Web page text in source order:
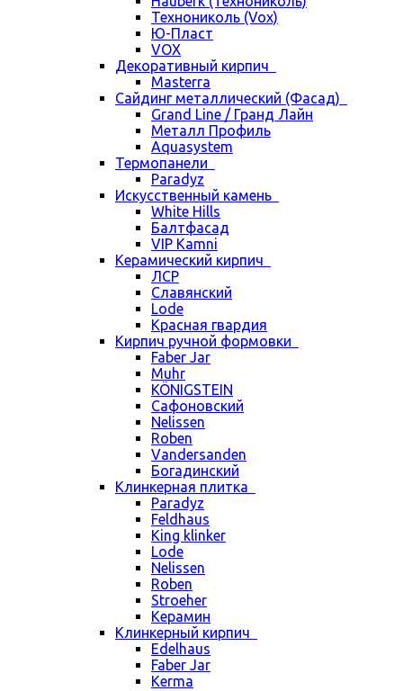
Технониколь (Vox)
Ю-Пласт
VOX
Декоративный кирпич
Masterra
Сайдинг металлический (Фасад)
Grand Line / Гранд Лайн
Металл Профиль
Aquasystem
Термопанели
Paradyz
Искусственный камень
White Hills
Балтфасад
VIP Kamni
Керамический кирпич
ЛСР
Славянский
Lode
Красная гвардия
Кирпич ручной формовки
Faber Jar
Muhr
KÖNIGSTEIN
Сафоновский
Nelissen
Roben
Vandersanden
Богадинский
Клинкерная плитка
Paradyz
Feldhaus
King klinker
Lode
Nelissen
Roben
Stroeher
Керамин
Клинкерный кирпич
Edelhaus
Faber Jar
Kerma